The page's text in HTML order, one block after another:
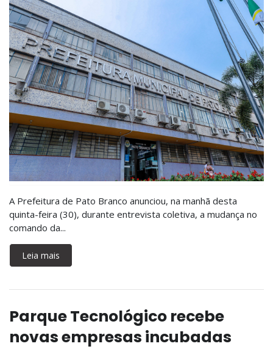
A Prefeitura de Pato Branco anunciou, na manhã desta
quinta-feira (30), durante entrevista coletiva, a mudança no
comando da...
Leia mais
Parque Tecnológico recebe
novas empresas incubadas